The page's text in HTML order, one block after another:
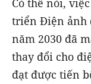
Có thể nói,
triển Điện ảnh
năm 2030 đã
thay đổi cho
đạt được tiến